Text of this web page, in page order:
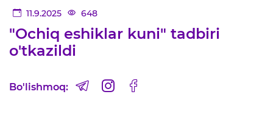
11.9.2025 648
"Ochiq eshiklar kuni" tadbiri
o'tkazildi
Bo'lishmoq: